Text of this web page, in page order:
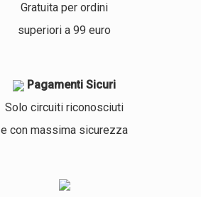
Gratuita per ordini
superiori a 99 euro
Pagamenti Sicuri
Solo circuiti riconosciuti
e con massima sicurezza